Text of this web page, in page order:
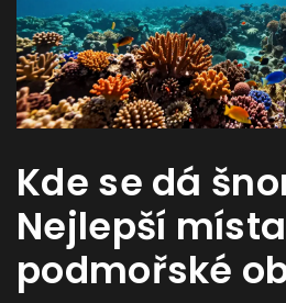
Kde se dá
Nejlepší
podmořské